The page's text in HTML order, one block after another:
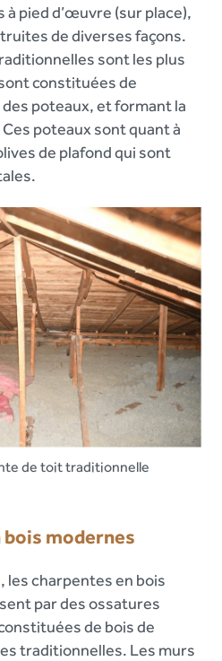
pied d’œuvre (sur place),
de diverses façons.
sont les plus
constituées de
poteaux, et formant la
poteaux sont quant à
de plafond qui sont
de toit traditionnelle
modernes
les charpentes en bois
par des ossatures
de bois de
traditionnelles. Les murs